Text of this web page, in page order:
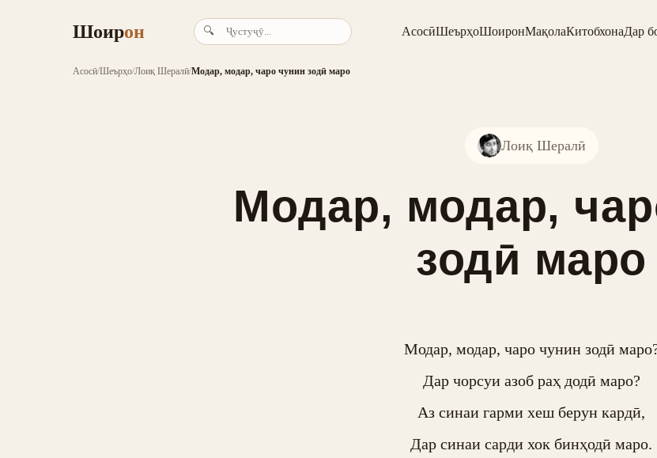
Шоирон 🔍 АсосӣШеърҳоШоиронМақолаКитобхонаДар
Асосӣ/Шеърҳо/Лоиқ Шералӣ/Модар, модар, чаро чунин зодӣ маро
Лоиқ Шералӣ
Модар, модар,
зодӣ маро
Модар, модар, чаро чунин зодӣ
Дар чорсуи азоб раҳ додӣ маро?
Аз синаи гарми хеш берун кардӣ,
Дар синаи сарди хок бинҳодӣ маро.